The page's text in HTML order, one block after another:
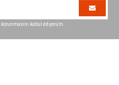
korunmasını kabul ediyorum.